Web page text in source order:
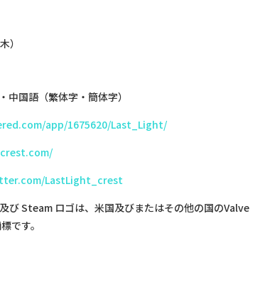
）
中国語（繁体字・簡体字）
app/1675620/Last_Light/
LastLight_crest
Steam ロゴは、米国及びまたはその他の国のValve
です。